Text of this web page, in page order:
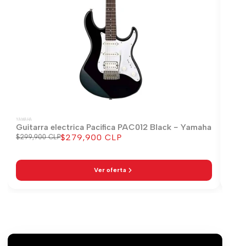
YAMAHA
Guitarra electrica Pacifica PAC012 Black - Yamaha
Precio
$299,900 CLPPrecio
$279,900 CLP
Ver oferta